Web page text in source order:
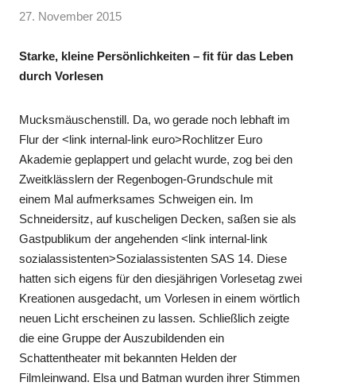
27. November 2015
Starke, kleine Persönlichkeiten – fit für das Leben
durch Vorlesen
Mucksmäuschenstill. Da, wo gerade noch lebhaft im
Flur der <link internal-link euro>Rochlitzer Euro
Akademie geplappert und gelacht wurde, zog bei den
Zweitklässlern der Regenbogen-Grundschule mit
einem Mal aufmerksames Schweigen ein. Im
Schneidersitz, auf kuscheligen Decken, saßen sie als
Gastpublikum der angehenden <link internal-link
sozialassistenten>Sozialassistenten SAS 14. Diese
hatten sich eigens für den diesjährigen Vorlesetag zwei
Kreationen ausgedacht, um Vorlesen in einem wörtlich
neuen Licht erscheinen zu lassen. Schließlich zeigte
die eine Gruppe der Auszubildenden ein
Schattentheater mit bekannten Helden der
Filmleinwand. Elsa und Batman wurden ihrer Stimmen